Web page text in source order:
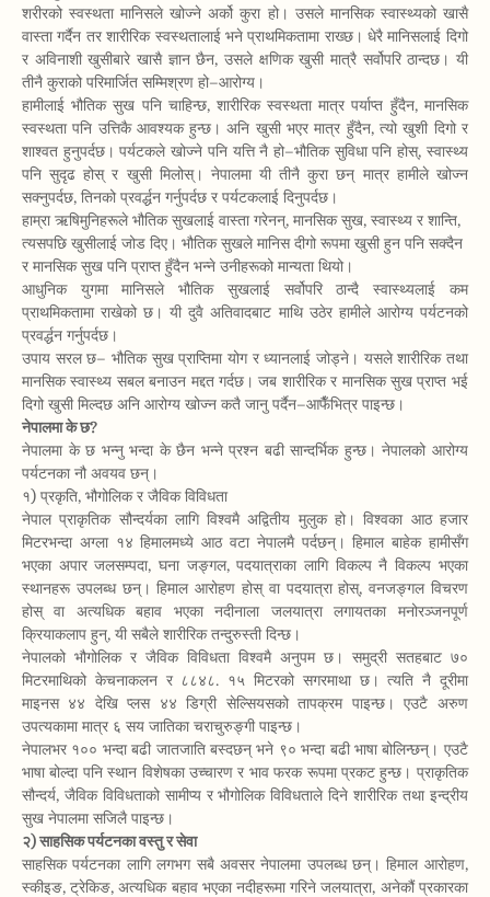
शरीरको स्वस्थता मानिसले खोज्ने अर्को कुरा हो। उसले मानसिक स्वास्थ्यको खासै
वास्ता गर्दैन तर शारीरिक स्वस्थतालाई भने प्राथमिकतामा राख्छ। धेरै मानिसलाई दिगो
र अविनाशी खुसीबारे खासै ज्ञान छैन, उसले क्षणिक खुसी मात्रै सर्वोपरि ठान्दछ। यी
तीनै कुराको परिमार्जित सम्मिश्रण हो–आरोग्य।
हामीलाई भौतिक सुख पनि चाहिन्छ, शारीरिक स्वस्थता मात्र पर्याप्त हुँदैन, मानसिक
स्वस्थता पनि उत्तिकै आवश्यक हुन्छ। अनि खुसी भएर मात्र हुँदैन, त्यो खुशी दिगो र
शाश्वत हुनुपर्दछ। पर्यटकले खोज्ने पनि यत्ति नै हो–भौतिक सुविधा पनि होस्, स्वास्थ्य
पनि सुदृढ होस् र खुसी मिलोस्। नेपालमा यी तीनै कुरा छन् मात्र हामीले खोज्न
सक्नुपर्दछ, तिनको प्रवर्द्धन गर्नुपर्दछ र पर्यटकलाई दिनुपर्दछ।
हाम्रा ऋषिमुनिहरूले भौतिक सुखलाई वास्ता गरेनन्, मानसिक सुख, स्वास्थ्य र शान्ति,
त्यसपछि खुसीलाई जोड दिए। भौतिक सुखले मानिस दीगो रूपमा खुसी हुन पनि सक्दैन
र मानसिक सुख पनि प्राप्त हुँदैन भन्ने उनीहरूको मान्यता थियो।
आधुनिक युगमा मानिसले भौतिक सुखलाई सर्वोपरि ठान्दै स्वास्थ्यलाई कम
प्राथमिकतामा राखेको छ। यी दुवै अतिवादबाट माथि उठेर हामीले आरोग्य पर्यटनको
प्रवर्द्धन गर्नुपर्दछ।
उपाय सरल छ– भौतिक सुख प्राप्तिमा योग र ध्यानलाई जोड्ने। यसले शारीरिक तथा
मानसिक स्वास्थ्य सबल बनाउन मद्दत गर्दछ। जब शारीरिक र मानसिक सुख प्राप्त भई
दिगो खुसी मिल्दछ अनि आरोग्य खोज्न कतै जानु पर्दैन–आफैँभित्र पाइन्छ।
नेपालमा के छ?
नेपालमा के छ भन्नु भन्दा के छैन भन्ने प्रश्न बढी सान्दर्भिक हुन्छ। नेपालको आरोग्य
पर्यटनका नौ अवयव छन्।
१) प्रकृति, भौगोलिक र जैविक विविधता
नेपाल प्राकृतिक सौन्दर्यका लागि विश्वमै अद्वितीय मुलुक हो। विश्वका आठ हजार
मिटरभन्दा अग्ला १४ हिमालमध्ये आठ वटा नेपालमै पर्दछन्। हिमाल बाहेक हामीसँग
भएका अपार जलसम्पदा, घना जङ्गल, पदयात्राका लागि विकल्प नै विकल्प भएका
स्थानहरू उपलब्ध छन्। हिमाल आरोहण होस् वा पदयात्रा होस्, वनजङ्गल विचरण
होस् वा अत्यधिक बहाव भएका नदीनाला जलयात्रा लगायतका मनोरञ्जनपूर्ण
क्रियाकलाप हुन्, यी सबैले शारीरिक तन्दुरुस्ती दिन्छ।
नेपालको भौगोलिक र जैविक विविधता विश्वमै अनुपम छ। समुद्री सतहबाट ७०
मिटरमाथिको केचनाकलन र ८८४८. १५ मिटरको सगरमाथा छ। त्यति नै दूरीमा
माइनस ४४ देखि प्लस ४४ डिग्री सेल्सियसको तापक्रम पाइन्छ। एउटै अरुण
उपत्यकामा मात्र ६ सय जातिका चराचुरुङ्गी पाइन्छ।
नेपालभर १०० भन्दा बढी जातजाति बस्दछन् भने ९० भन्दा बढी भाषा बोलिन्छन्। एउटै
भाषा बोल्दा पनि स्थान विशेषका उच्चारण र भाव फरक रूपमा प्रकट हुन्छ। प्राकृतिक
सौन्दर्य, जैविक विविधताको सामीप्य र भौगोलिक विविधताले दिने शारीरिक तथा इन्द्रीय
सुख नेपालमा सजिलै पाइन्छ।
२) साहसिक पर्यटनका वस्तु र सेवा
साहसिक पर्यटनका लागि लगभग सबै अवसर नेपालमा उपलब्ध छन्। हिमाल आरोहण,
स्कीइङ, ट्रेकिङ, अत्यधिक बहाव भएका नदीहरूमा गरिने जलयात्रा, अनेकौं प्रकारका